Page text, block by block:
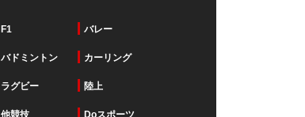
F1 バレー
バドミントン カーリング
ラグビー 陸上
他競技 Doスポーツ